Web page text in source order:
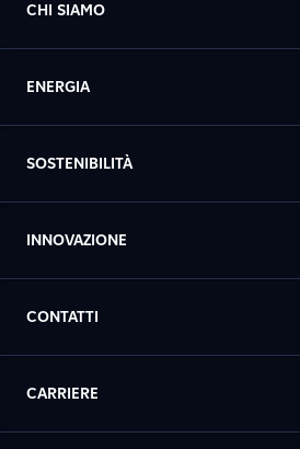
CHI SIAMO
ENERGIA
SOSTENIBILITÀ
INNOVAZIONE
CONTATTI
CARRIERE